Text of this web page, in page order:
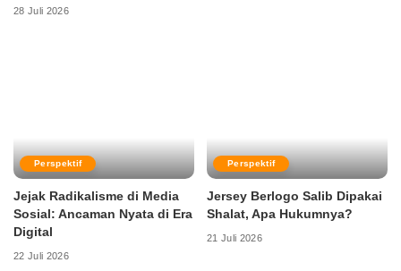
28 Juli 2026
Perspektif
Jejak Radikalisme di Media
Sosial: Ancaman Nyata di Era
Digital
22 Juli 2026
Perspektif
Jersey Berlogo Salib Dipakai
Shalat, Apa Hukumnya?
21 Juli 2026